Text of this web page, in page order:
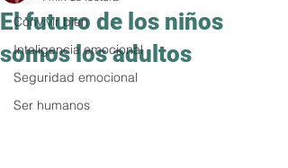
Convivir bien
Inteligencia emocional
Seguridad emocional
Ser humanos
El futuro de los niños
somos los adultos